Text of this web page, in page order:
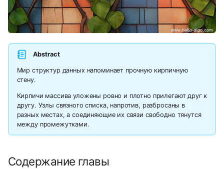
Abstract
Мир структур данных напоминает прочную кирпичную
стену.
Кирпичи массива уложены ровно и плотно прилегают друг к
другу. Узлы связного списка, напротив, разбросаны в
разных местах, а соединяющие их связи свободно тянутся
между промежутками.
Содержание главы